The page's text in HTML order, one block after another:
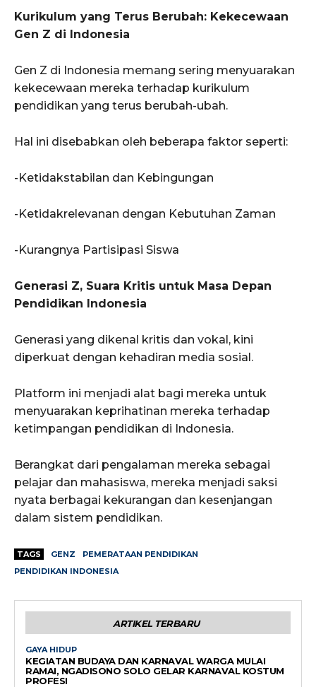
Kurikulum yang Terus Berubah: Kekecewaan
Gen Z di Indonesia
Gen Z di Indonesia memang sering menyuarakan
kekecewaan mereka terhadap kurikulum
pendidikan yang terus berubah-ubah.
Hal ini disebabkan oleh beberapa faktor seperti:
-Ketidakstabilan dan Kebingungan
-Ketidakrelevanan dengan Kebutuhan Zaman
-Kurangnya Partisipasi Siswa
Generasi Z, Suara Kritis untuk Masa Depan
Pendidikan Indonesia
Generasi yang dikenal kritis dan vokal, kini
diperkuat dengan kehadiran media sosial.
Platform ini menjadi alat bagi mereka untuk
menyuarakan keprihatinan mereka terhadap
ketimpangan pendidikan di Indonesia.
Berangkat dari pengalaman mereka sebagai
pelajar dan mahasiswa, mereka menjadi saksi
nyata berbagai kekurangan dan kesenjangan
dalam sistem pendidikan.
TAGS GENZ
PEMERATAAN PENDIDIKAN
PENDIDIKAN INDONESIA
ARTIKEL TERBARU
GAYA HIDUP
KEGIATAN BUDAYA DAN KARNAVAL WARGA MULAI
RAMAI, NGADISONO SOLO GELAR KARNAVAL KOSTUM
PROFESI